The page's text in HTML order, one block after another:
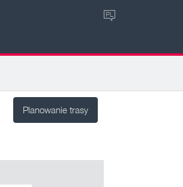
PL
Planowanie trasy